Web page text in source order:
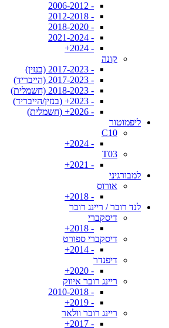
- 2006-2012
- 2012-2018
- 2018-2020
- 2021-2024
- 2024+
קונה
- 2017-2023 (בנזין)
- 2017-2023 (הייבריד)
- 2018-2023 (חשמלית)
- 2023+ (בנזין/הייבריד)
- 2026+ (חשמלית)
ליפמוטור
C10
- 2024+
T03
- 2021+
למבורגיני
אורוס
- 2018+
לנד רובר / ריינג רובר
דיסקברי
- 2018+
דיסקברי ספורט
- 2014+
דיפנדר
- 2020+
ריינג רובר איווק
- 2010-2018
- 2019+
ריינג רובר וולאר
- 2017+